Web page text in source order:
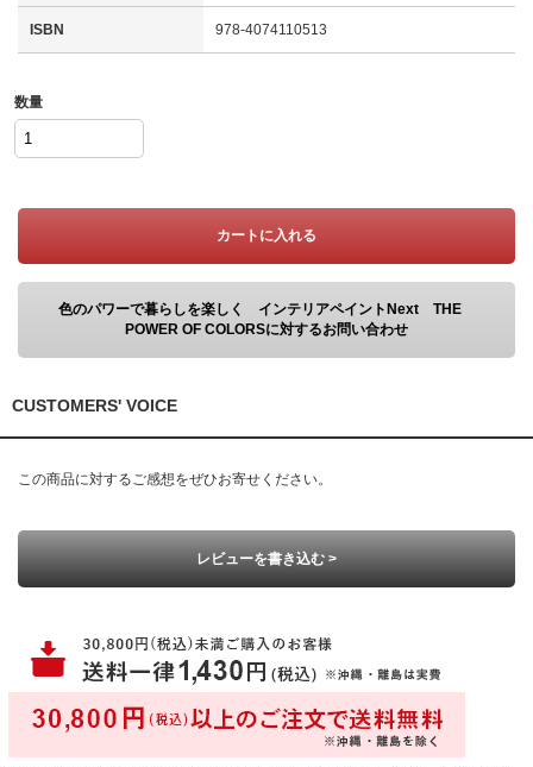
ISBN 978-4074110513
数量
カートに入れる
色のパワーで暮らしを楽しく インテリアペイントNext THE
POWER OF COLORSに対するお問い合わせ
CUSTOMERS' VOICE
この商品に対するご感想をぜひお寄せください。
レビューを書き込む >